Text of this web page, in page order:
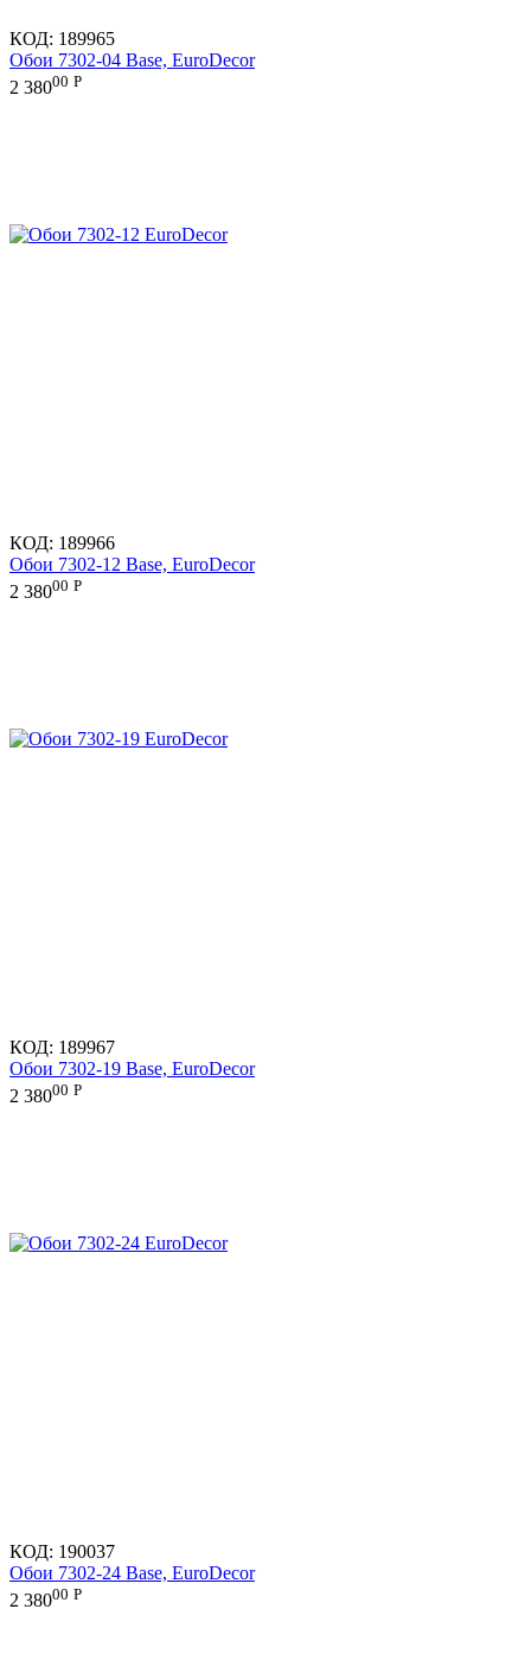
КОД: 189965
Обои 7302-04 Base, EuroDecor
2 38000 Р
КОД: 189966
Обои 7302-12 Base, EuroDecor
2 38000 Р
КОД: 189967
Обои 7302-19 Base, EuroDecor
2 38000 Р
КОД: 190037
Обои 7302-24 Base, EuroDecor
2 38000 Р